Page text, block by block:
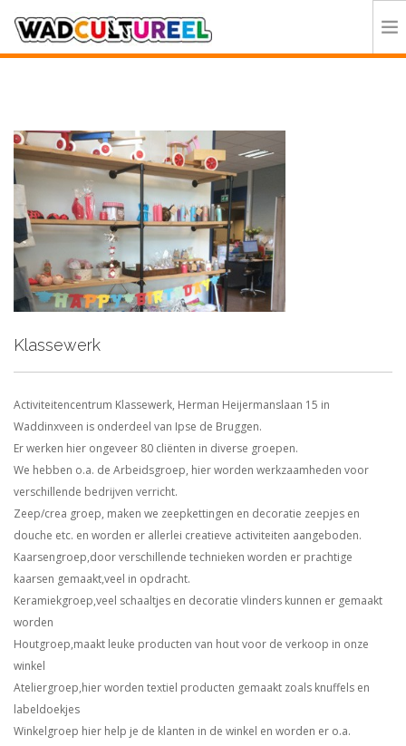
DEELNEMERS
DOE MEE
CONTACT
ORGANISATIE
Klassewerk
Activiteitencentrum Klassewerk, Herman Heijermanslaan 15 in
Waddinxveen is onderdeel van Ipse de Bruggen.
Er werken hier ongeveer 80 cliënten in diverse groepen.
We hebben o.a. de Arbeidsgroep, hier worden werkzaamheden voor
verschillende bedrijven verricht.
Zeep/crea groep, maken we zeepkettingen en decoratie zeepjes en
douche etc. en worden er allerlei creatieve activiteiten aangeboden.
Kaarsengroep,door verschillende technieken worden er prachtige
kaarsen gemaakt,veel in opdracht.
Keramiekgroep,veel schaaltjes en decoratie vlinders kunnen er gemaakt
worden
Houtgroep,maakt leuke producten van hout voor de verkoop in onze
winkel
Ateliergroep,hier worden textiel producten gemaakt zoals knuffels en
labeldoekjes
Winkelgroep hier help je de klanten in de winkel en worden er o.a.